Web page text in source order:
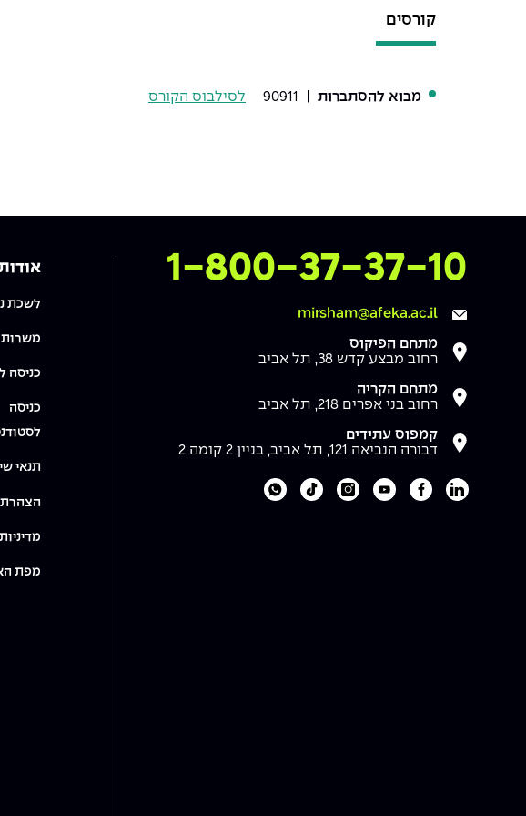
קורסים
מבוא להסתברות לסילבוס הקורס
צרו איתנו קשר
1-800-37-37-10
mirsham@afeka.ac.il
מתחם הפיקוס
רחוב מבצע קדש 38, תל אביב
מתחם הקריה
רחוב בני אפרים 218, תל אביב
קמפוס עתידים
דבורה הנביאה 121, תל אביב, בניין 2 קומה 2
לעמוד הלינקדאין של מכללת אפקה
לעמוד הפייסבוק של מכללת אפקה
לעמוד היוטיוב של מכללת אפקה
לעמוד האינסטגרם של מכללת אפקה
לעמוד הטיקטוק של מכללת אפקה
לוואטסאפ של מכללת אפקה
לשכת
משרות
כניסה
כניסה
תנאי
הצהרת
מפת